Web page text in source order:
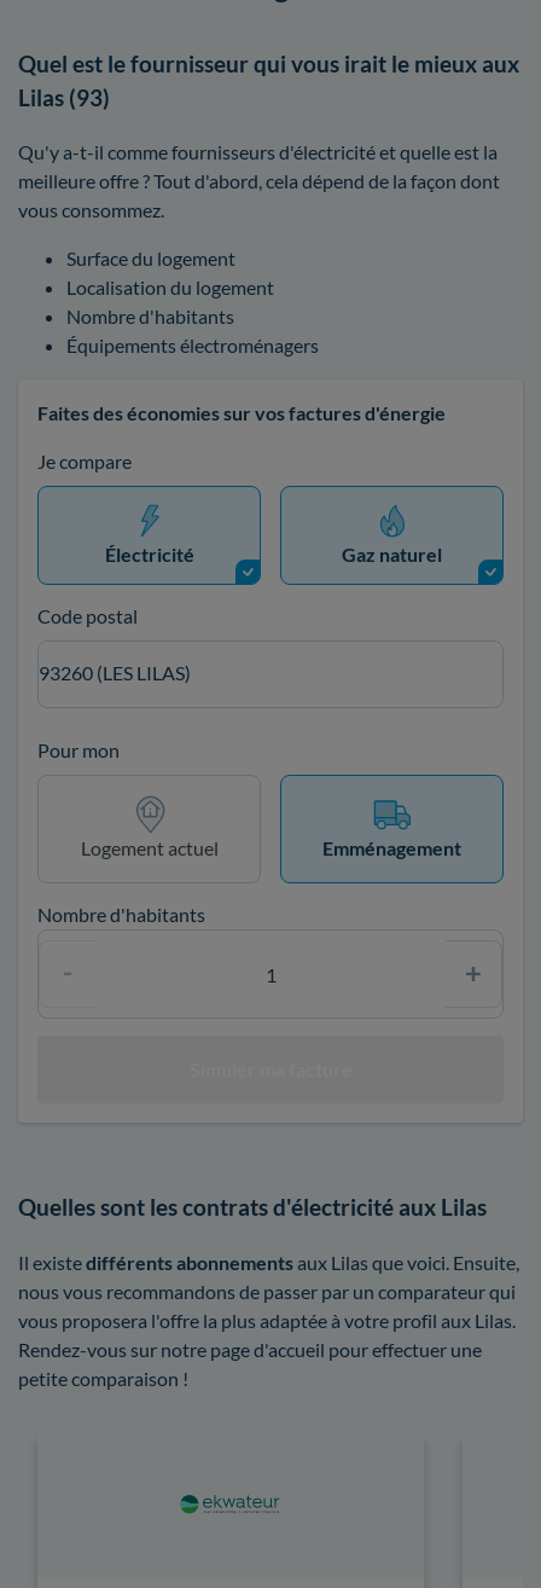
Quel est le fournisseur qui vous irait le mieux aux
Lilas (93)
Qu'y a-t-il comme fournisseurs d'électricité et quelle est la
meilleure offre ? Tout d'abord, cela dépend de la façon dont
vous consommez.
Surface du logement
Localisation du logement
Nombre d'habitants
Équipements électroménagers
Faites des économies sur vos factures d'énergie
Je compare
Électricité Gaz naturel
Code postal
93260 (LES LILAS)
Pour mon
Logement actuel Emménagement
Nombre d'habitants
Quelles sont les contrats d'électricité aux Lilas
Il existedifférents abonnementsaux Lilas que voici. Ensuite,
nous vous recommandons de passer par un comparateur qui
vous proposera l'offre la plus adaptée à votre profil aux Lilas.
Rendez-vous sur notre page d'accueil pour effectuer une
petite comparaison !